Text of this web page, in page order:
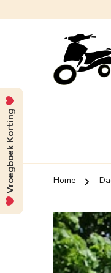
Home
Vroegboek Korting